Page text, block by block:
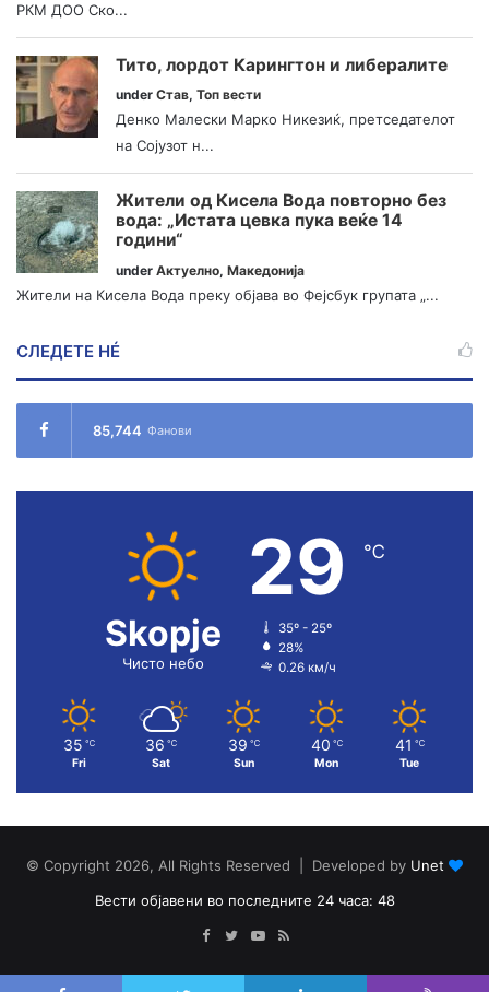
РКМ ДОО Ско...
Тито, лордот Карингтон и либералите
under Став, Топ вести
Денко Малески Марко Никезиќ, претседателот
на Сојузот н...
Жители од Кисела Вода повторно без
вода: „Истата цевка пука веќе 14
години“
under Актуелно, Македонија
Жители на Кисела Вода преку објава во Фејсбук групата „...
СЛЕДЕТЕ НÉ
85,744 Фанови
Skopje
Чисто небо
29 ℃
35º - 25º
28%
0.26 км/ч
35 ℃
Fri
36 ℃
Sat
39 ℃
Sun
40 ℃
Mon
41 ℃
Tue
© Copyright 2026, All Rights Reserved | Developed by Unet
Вести објавени во последните 24 часа: 48
Facebook
TwitterYouTube
RSS